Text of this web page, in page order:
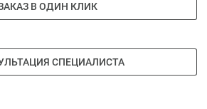
В ОДИН КЛИК
СПЕЦИАЛИСТА